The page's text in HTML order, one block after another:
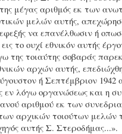
μέγας αριθμός εκ των
μελών αυτής,
να επανέλθωσιν ή
το ουχί εθνικόν αυτής
της τοιαύτης σοβαράς
αρχών αυτής,
ή Σεπτέμβριον 1942
εν λόγω οργανώσεως και η
αριθμού εκ των
αρχικών τοιούτων μελών
αυτής Σ. Στεροδήμας...».